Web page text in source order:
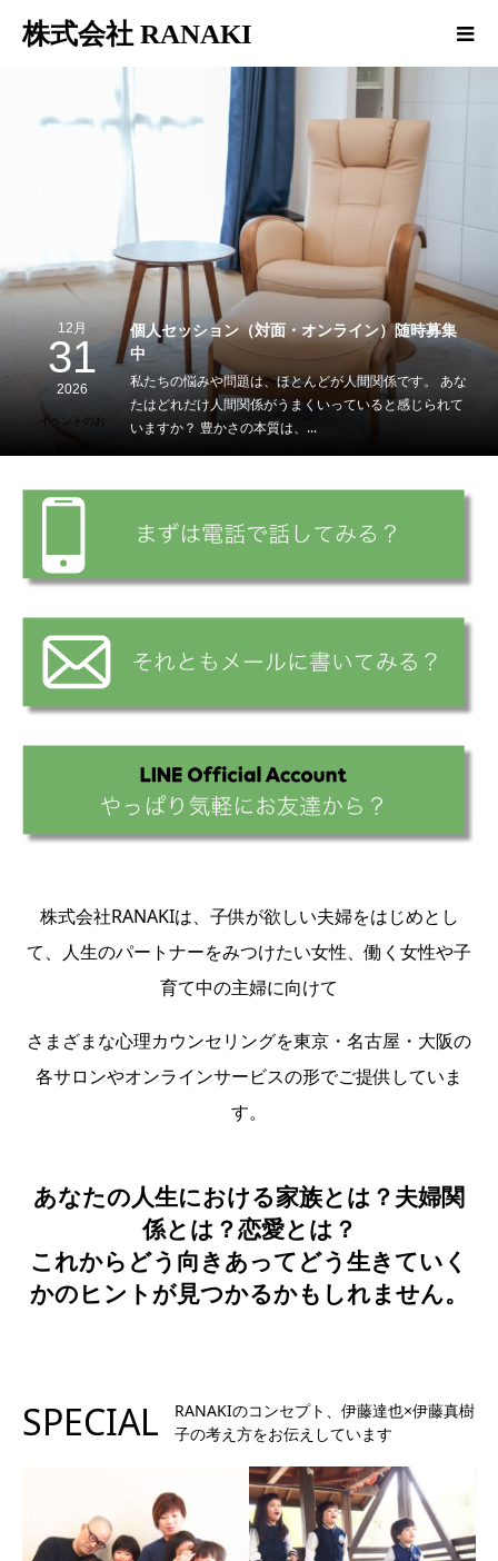
株式会社 RANAKI
12月
31
2026
イベントのお
個人セッション（対面・オンライン）随時募集
中
私たちの悩みや問題は、ほとんどが人間関係です。 あな
たはどれだけ人間関係がうまくいっていると感じられて
いますか？ 豊かさの本質は、...
株式会社RANAKIは、子供が欲しい夫婦をはじめとし
て、人生のパートナーをみつけたい女性、働く女性や子
育て中の主婦に向けて
さまざまな心理カウンセリングを東京・名古屋・大阪の
各サロンやオンラインサービスの形でご提供していま
す。
あなたの人生における家族とは？夫婦関
係とは？恋愛とは？
これからどう向きあってどう生きていく
かのヒントが見つかるかもしれません。
SPECIAL
RANAKIのコンセプト、伊藤達也×伊藤真樹
子の考え方をお伝えしています